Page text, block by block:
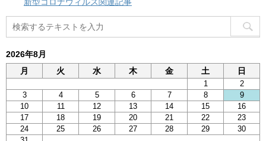
2026年8月
月
火 水 木 金 土 日
1
2
3
4 5 6 7 8
9
10
11 12 13 14 15
16
17
18 19 20 21 22
23
24
25 26 27 28 29
30